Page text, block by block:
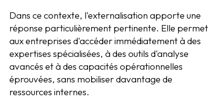
Dans ce contexte, l'externalisation apporte une
réponse particulièrement pertinente. Elle permet
aux entreprises d'accéder immédiatement à des
expertises spécialisées, à des outils d'analyse
avancés et à des capacités opérationnelles
éprouvées, sans mobiliser davantage de
ressources internes.